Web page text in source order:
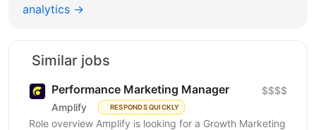
analytics →
Similar jobs
Performance Marketing Manager
Amplify RESPONDS QUICKLY
$$$$
Role overview Amplify is looking for a Growth Marketing